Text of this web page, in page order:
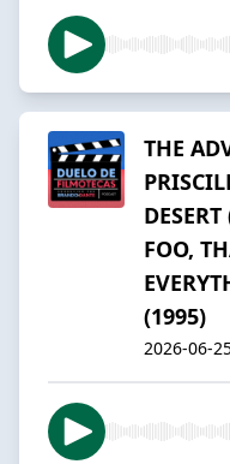
THE
FOO,
(1995)
2026-06-